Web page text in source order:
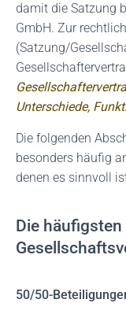
damit die Satzung
GmbH. Zur
(Satzung/
Unterschiede,
Die folgenden
besonders häufig
denen es sinnvoll
Die
50/50-